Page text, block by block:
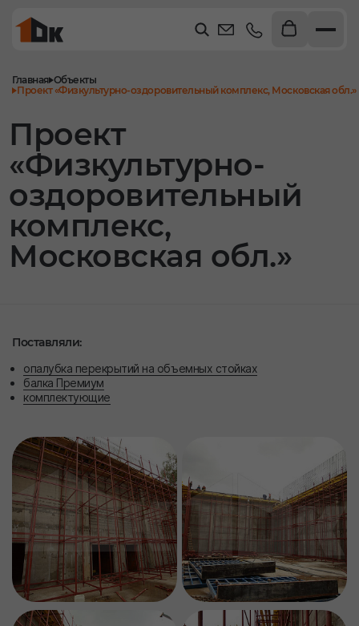
Проект
«Физкультурно-
оздоровительный
комплекс,
Московская обл.»
Главная Объекты
Проект «Физкультурно-оздоровительный комплекс, Московская обл.»
Поставляли:
опалубка перекрытий на объемных стойках
балка Премиум
комплектующие